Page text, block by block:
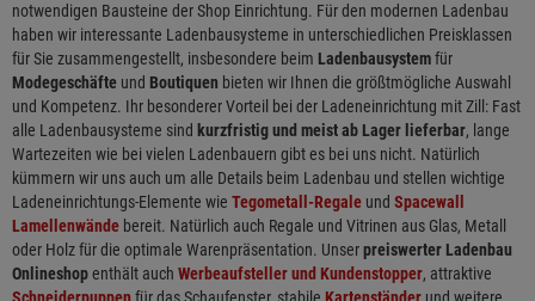
notwendigen Bausteine der Shop Einrichtung. Für den modernen Ladenbau
haben wir interessante Ladenbausysteme in unterschiedlichen Preisklassen
für Sie zusammengestellt, insbesondere beim Ladenbausystemfür
Modegeschäfte und Boutiquen bieten wir Ihnen die größtmögliche Auswahl
und Kompetenz. Ihr besonderer Vorteil bei der Ladeneinrichtung mit Zill: Fast
alle Ladenbausysteme sind kurzfristig und meist ab Lager lieferbar, lange
Wartezeiten wie bei vielen Ladenbauern gibt es bei uns nicht. Natürlich
kümmern wir uns auch um alle Details beim Ladenbau und stellen wichtige
Ladeneinrichtungs-Elemente wie Tegometall-Regale und Spacewall
Lamellenwände bereit. Natürlich auch Regale und Vitrinen aus Glas, Metall
oder Holz für die optimale Warenpräsentation. Unserpreiswerter Ladenbau
Onlineshopenthält auch Werbeaufsteller und Kundenstopper, attraktive